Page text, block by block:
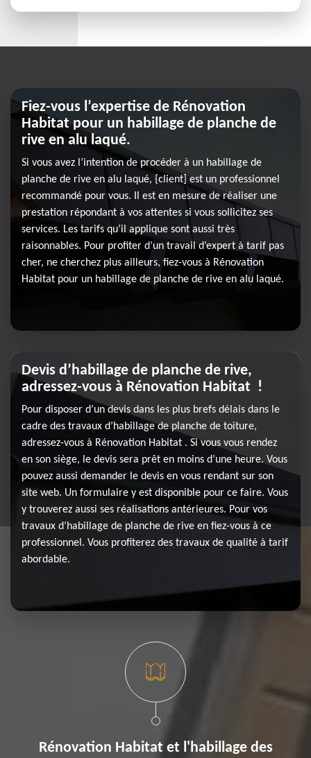
Fiez-vous l’expertise de Rénovation
Habitat pour un habillage de planche de
rive en alu laqué.
Si vous avez l’intention de procéder à un habillage de
planche de rive en alu laqué, {client] est un professionnel
recommandé pour vous. Il est en mesure de réaliser une
prestation répondant à vos attentes si vous sollicitez ses
services. Les tarifs qu’il applique sont aussi très
raisonnables. Pour profiter d’un travail d’expert à tarif pas
cher, ne cherchez plus ailleurs, fiez-vous à Rénovation
Habitat pour un habillage de planche de rive en alu laqué.
Devis d’habillage de planche de rive,
adressez-vous à Rénovation Habitat !
Pour disposer d’un devis dans les plus brefs délais dans le
cadre des travaux d’habillage de planche de toiture,
adressez-vous à Rénovation Habitat . Si vous vous rendez
en son siège, le devis sera prêt en moins d’une heure. Vous
pouvez aussi demander le devis en vous rendant sur son
site web. Un formulaire y est disponible pour ce faire. Vous
y trouverez aussi ses réalisations antérieures. Pour vos
travaux d’habillage de planche de rive en fiez-vous à ce
professionnel. Vous profiterez des travaux de qualité à tarif
abordable.
Rénovation Habitat et l'habillage des